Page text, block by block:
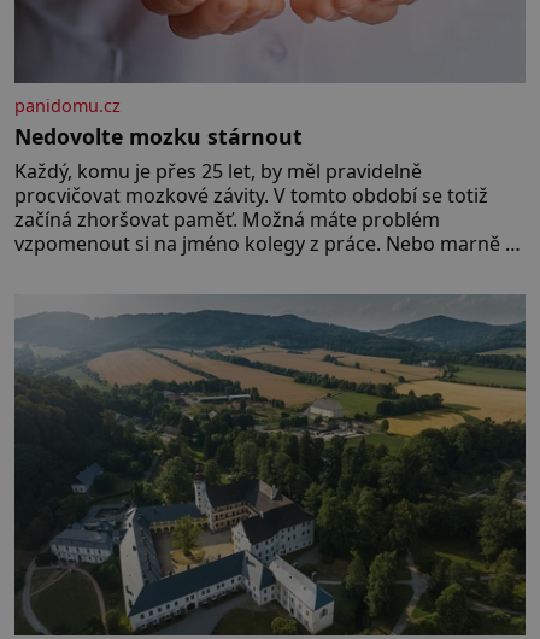
panidomu.cz
Nedovolte mozku stárnout
Každý, komu je přes 25 let, by měl pravidelně
procvičovat mozkové závity. V tomto období se totiž
začíná zhoršovat paměť. Možná máte problém
vzpomenout si na jméno kolegy z práce. Nebo marně v
Je to opravdu tak, s věkem jako kdyby se paměť
rozhodla stávkovat. Cvičte